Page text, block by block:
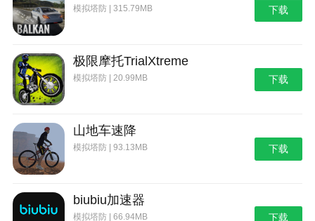
模拟塔防 | 315.79MB 下载
极限摩托TrialXtreme
模拟塔防 | 20.99MB 下载
山地车速降
模拟塔防 | 93.13MB 下载
biubiu加速器
模拟塔防 | 66.94MB 下载